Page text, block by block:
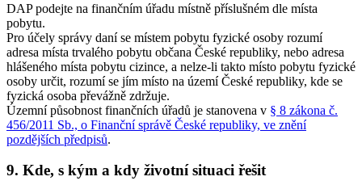
DAP podejte na finančním úřadu místně příslušném dle místa
pobytu.
Pro účely správy daní se místem pobytu fyzické osoby rozumí
adresa místa trvalého pobytu občana České republiky, nebo adresa
hlášeného místa pobytu cizince, a nelze-li takto místo pobytu fyzické
osoby určit, rozumí se jím místo na území České republiky, kde se
fyzická osoba převážně zdržuje.
Územní působnost finančních úřadů je stanovena v § 8 zákona č.
456/2011 Sb., o Finanční správě České republiky, ve znění
pozdějších předpisů.
9. Kde, s kým a kdy životní situaci řešit